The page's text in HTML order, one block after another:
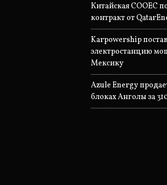
Китайская COOEC
контракт от
Karpowership
электростанцию
Мексику
Azule Energy
блоках Анголы за